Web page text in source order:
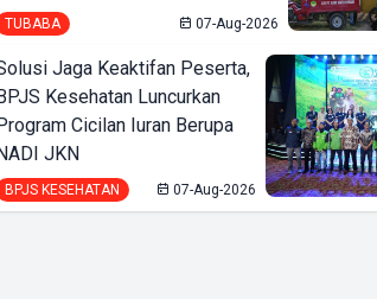
Beri
KUA
TUBABA 07-Aug-2026
Jaga Keaktifan Peserta,
Kesehatan Luncurkan
Cicilan Iuran Berupa
JKN
BPJS KESEHATAN 07-Aug-2026